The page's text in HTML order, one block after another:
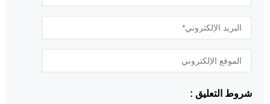
شروط التعليق :